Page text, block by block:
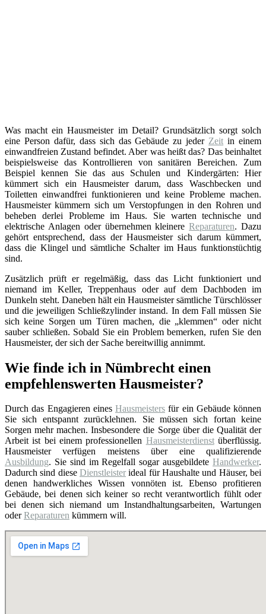
Was macht ein Hausmeister im Detail? Grundsätzlich sorgt solch
eine Person dafür, dass sich das Gebäude zu jeder Zeit in einem
einwandfreien Zustand befindet. Aber was heißt das? Das beinhaltet
beispielsweise das Kontrollieren von sanitären Bereichen. Zum
Beispiel kennen Sie das aus Schulen und Kindergärten: Hier
kümmert sich ein Hausmeister darum, dass Waschbecken und
Toiletten einwandfrei funktionieren und keine Probleme machen.
Hausmeister kümmern sich um Verstopfungen in den Rohren und
beheben derlei Probleme im Haus. Sie warten technische und
elektrische Anlagen oder übernehmen kleinereReparaturen. Dazu
gehört entsprechend, dass der Hausmeister sich darum kümmert,
dass die Klingel und sämtliche Schalter im Haus funktionstüchtig
sind.
Zusätzlich prüft er regelmäßig, dass das Licht funktioniert und
niemand im Keller, Treppenhaus oder auf dem Dachboden im
Dunkeln steht. Daneben hält ein Hausmeister sämtliche Türschlösser
und die jeweiligen Schließzylinder instand. In dem Fall müssen Sie
sich keine Sorgen um Türen machen, die „klemmen“ oder nicht
sauber schließen. Sobald Sie ein Problem bemerken, rufen Sie den
Hausmeister, der sich der Sache bereitwillig annimmt.
Wie finde ich in Nümbrecht einen
empfehlenswerten Hausmeister?
Durch das Engagieren eines Hausmeisters für ein Gebäude können
Sie sich entspannt zurücklehnen. Sie müssen sich fortan keine
Sorgen mehr machen. Insbesondere die Sorge über die Qualität der
Arbeit ist bei einem professionellen Hausmeisterdienstüberflüssig.
Hausmeister verfügen meistens über eine qualifizierende
Ausbildung. Sie sind im Regelfall sogar ausgebildete Handwerker.
Dadurch sind diese Dienstleister ideal für Haushalte und Häuser, bei
denen handwerkliches Wissen vonnöten ist. Ebenso profitieren
Gebäude, bei denen sich keiner so recht verantwortlich fühlt oder
bei denen sich niemand um Instandhaltungsarbeiten, Wartungen
oderReparaturen kümmern will.